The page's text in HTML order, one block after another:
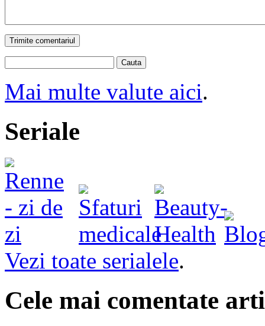
Trimite comentariul
Cauta
Mai multe valute aici.
Seriale
Vezi toate serialele.
Cele mai comentate